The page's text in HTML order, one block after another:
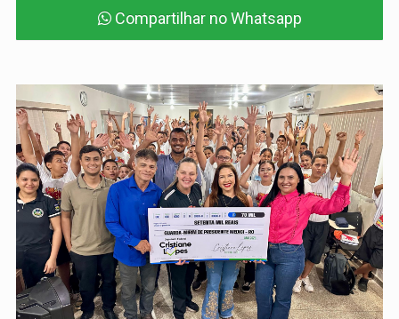
Compartilhar no Whatsapp